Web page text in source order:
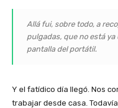
Allá fui, sobre todo, a
pulgadas, que no está
pantalla del portátil.
Y el fatídico día llegó. Nos
trabajar desde casa.